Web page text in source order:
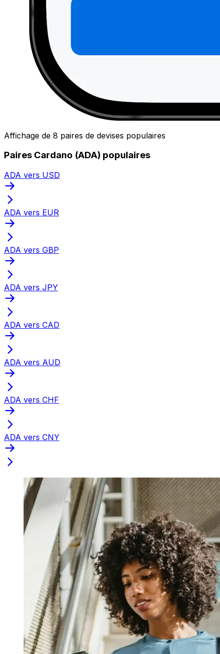
Affichage de 8 paires de devises populaires
Paires Cardano (ADA) populaires
ADA vers USD
ADA vers EUR
ADA vers GBP
ADA vers JPY
ADA vers CAD
ADA vers AUD
ADA vers CHF
ADA vers CNY